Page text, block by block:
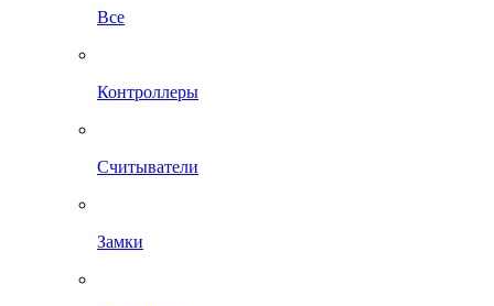
Все
Контроллеры
Считыватели
Замки